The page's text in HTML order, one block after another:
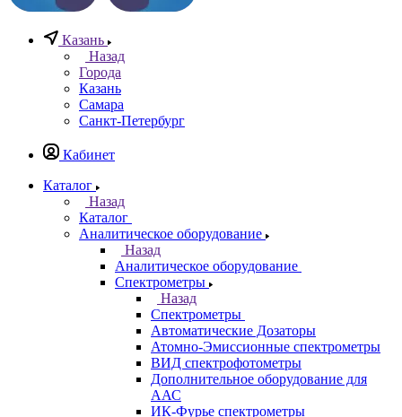
0
Казань
Назад
Города
Казань
Санкт-Петербург